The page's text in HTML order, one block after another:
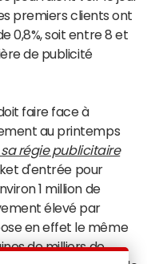
premiers clients ont
0,8%, soit entre 8 et
de publicité
faire face à
au printemps
régie publicitaire
d'entrée pour
1 million de
élevé par
en effet le même
de milliers de